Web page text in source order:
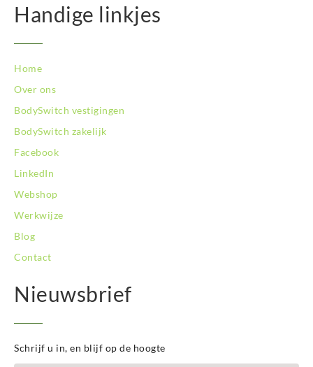
Handige linkjes
Home
Over ons
BodySwitch vestigingen
BodySwitch zakelijk
Facebook
LinkedIn
Webshop
Werkwijze
Blog
Contact
Nieuwsbrief
Schrijf u in, en blijf op de hoogte